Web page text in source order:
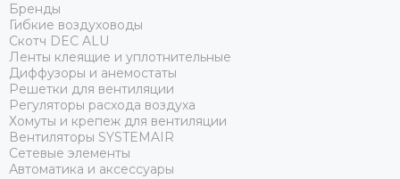
Бренды
Гибкие воздуховоды
Скотч DEC ALU
Ленты клеящие и уплотнительные
Диффузоры и анемостаты
Решетки для вентиляции
Регуляторы расхода воздуха
Хомуты и крепеж для вентиляции
Вентиляторы SYSTEMAIR
Сетевые элементы
Автоматика и аксессуары